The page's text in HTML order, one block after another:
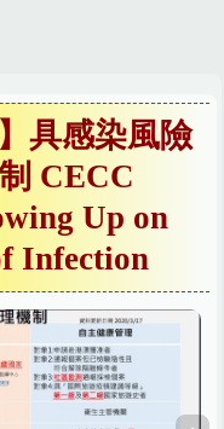
具感染風險
CECC
Up on
Infection